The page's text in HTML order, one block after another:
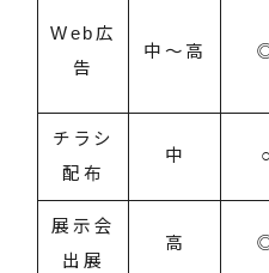
Web広
告
中〜高
チラシ
配布
中 ○
展示会
出展
高